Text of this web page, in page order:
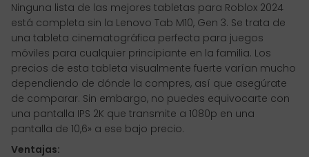
Ninguna lista de las mejores tabletas para Roblox 2024
está completa sin la Lenovo Tab M10, Gen 3. Se trata de
una tableta cinematográfica perfecta para juegos
móviles para cualquier principiante en la familia. Los
precios de esta tableta visualmente fuerte varían mucho
dependiendo de dónde la compres, así que asegúrate
de comparar. Sin embargo, no puedes equivocarte con
una pantalla IPS 2K que transmite a 1080p en una
pantalla de 10,6» a ese bajo precio.
Ventajas: